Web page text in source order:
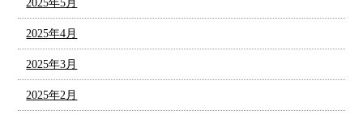
2025年5月
2025年4月
2025年3月
2025年2月